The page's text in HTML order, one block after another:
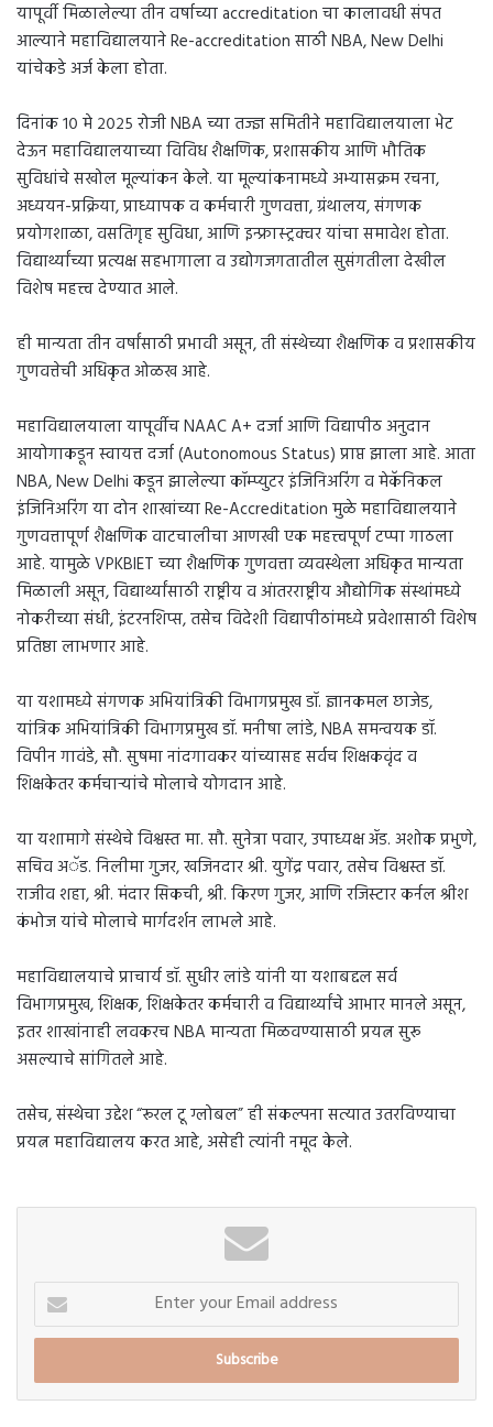
यापूर्वी मिळालेल्या तीन वर्षाच्या accreditation चा कालावधी संपत
आल्याने महाविद्यालयाने Re-accreditation साठी NBA, New Delhi
यांचेकडे अर्ज केला होता.
दिनांक १० मे २०२५ रोजी NBA च्या तज्ज्ञ समितीने महाविद्यालयाला भेट
देऊन महाविद्यालयाच्या विविध शैक्षणिक, प्रशासकीय आणि भौतिक
सुविधांचे सखोल मूल्यांकन केले. या मूल्यांकनामध्ये अभ्यासक्रम रचना,
अध्ययन-प्रक्रिया, प्राध्यापक व कर्मचारी गुणवत्ता, ग्रंथालय, संगणक
प्रयोगशाळा, वसतिगृह सुविधा, आणि इन्फ्रास्ट्रक्चर यांचा समावेश होता.
विद्यार्थ्यांच्या प्रत्यक्ष सहभागाला व उद्योगजगतातील सुसंगतीला देखील
विशेष महत्त्व देण्यात आले.
ही मान्यता तीन वर्षांसाठी प्रभावी असून, ती संस्थेच्या शैक्षणिक व प्रशासकीय
गुणवत्तेची अधिकृत ओळख आहे.
महाविद्यालयाला यापूर्वीच NAAC A+ दर्जा आणि विद्यापीठ अनुदान
आयोगाकडून स्वायत्त दर्जा (Autonomous Status) प्राप्त झाला आहे. आता
NBA, New Delhi कडून झालेल्या कॉम्प्युटर इंजिनिअरिंग व मेकॅनिकल
इंजिनिअरिंग या दोन शाखांच्या Re-Accreditation मुळे महाविद्यालयाने
गुणवत्तापूर्ण शैक्षणिक वाटचालीचा आणखी एक महत्त्वपूर्ण टप्पा गाठला
आहे. यामुळे VPKBIET च्या शैक्षणिक गुणवत्ता व्यवस्थेला अधिकृत मान्यता
मिळाली असून, विद्यार्थ्यांसाठी राष्ट्रीय व आंतरराष्ट्रीय औद्योगिक संस्थांमध्ये
नोकरीच्या संधी, इंटरनशिप्स, तसेच विदेशी विद्यापीठांमध्ये प्रवेशासाठी विशेष
प्रतिष्ठा लाभणार आहे.
या यशामध्ये संगणक अभियांत्रिकी विभागप्रमुख डॉ. ज्ञानकमल छाजेड,
यांत्रिक अभियांत्रिकी विभागप्रमुख डॉ. मनीषा लांडे, NBA समन्वयक डॉ.
विपीन गावंडे, सौ. सुषमा नांदगावकर यांच्यासह सर्वच शिक्षकवृंद व
शिक्षकेतर कर्मचाऱ्यांचे मोलाचे योगदान आहे.
या यशामागे संस्थेचे विश्वस्त मा. सौ. सुनेत्रा पवार, उपाध्यक्ष ॲड. अशोक प्रभुणे,
सचिव अॅड. निलीमा गुजर, खजिनदार श्री. युगेंद्र पवार, तसेच विश्वस्त डॉ.
राजीव शहा, श्री. मंदार सिकची, श्री. किरण गुजर, आणि रजिस्टार कर्नल श्रीश
कंभोज यांचे मोलाचे मार्गदर्शन लाभले आहे.
महाविद्यालयाचे प्राचार्य डॉ. सुधीर लांडे यांनी या यशाबद्दल सर्व
विभागप्रमुख, शिक्षक, शिक्षकेतर कर्मचारी व विद्यार्थ्यांचे आभार मानले असून,
इतर शाखांनाही लवकरच NBA मान्यता मिळवण्यासाठी प्रयत्न सुरू
असल्याचे सांगितले आहे.
तसेच, संस्थेचा उद्देश “रूरल टू ग्लोबल” ही संकल्पना सत्यात उतरविण्याचा
प्रयत्न महाविद्यालय करत आहे, असेही त्यांनी नमूद केले.
Enter
your
Email